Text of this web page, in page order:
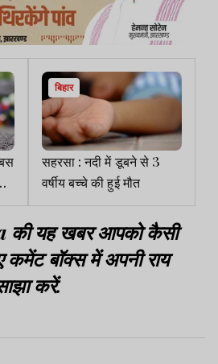
बिहार
सहरसा : नदी में डूबने से 3
वर्षीय बच्चे की हुई मौत
यह खबर आपको कैसी
कमेंट बॉक्स में अपनी राय
करें.